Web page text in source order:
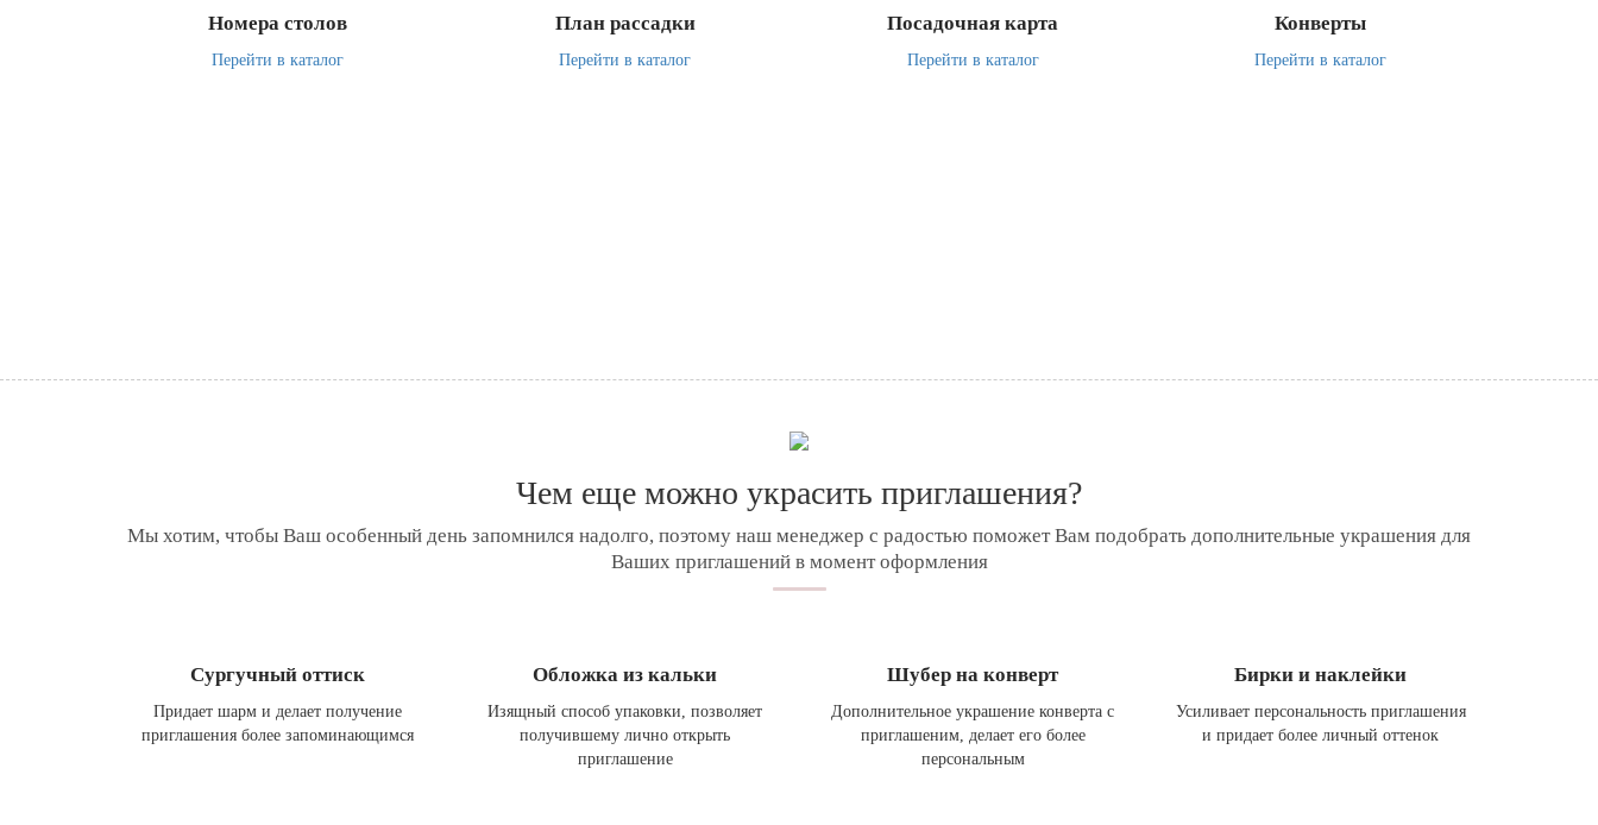
Номера столов
Перейти в каталог
План рассадки
Перейти в каталог
Посадочная карта
Перейти в каталог
Конверты
Перейти в каталог
Чем еще можно украсить приглашения?
Мы хотим, чтобы Ваш особенный день запомнился надолго, поэтому наш менеджер с радостью поможет Вам подобрать дополнительные украшения для
Ваших приглашений в момент оформления
Сургучный оттиск
Придает шарм и делает получение
приглашения более запоминающимся
Обложка из кальки
Изящный способ упаковки, позволяет
получившему лично открыть
приглашение
Шубер на конверт
Дополнительное украшение конверта с
приглашеним, делает его более
персональным
Бирки и наклейки
Усиливает персональность приглашения
и придает более личный оттенок